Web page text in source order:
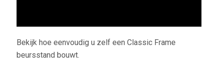
Bekijk hoe eenvoudig u zelf een Classic Frame
beursstand bouwt.